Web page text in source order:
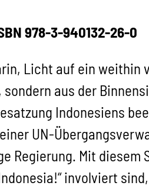
978-3-940132-26-0
Licht auf ein weithin
aus der
Indonesiens
UN-
Regierung. Mit
involviert